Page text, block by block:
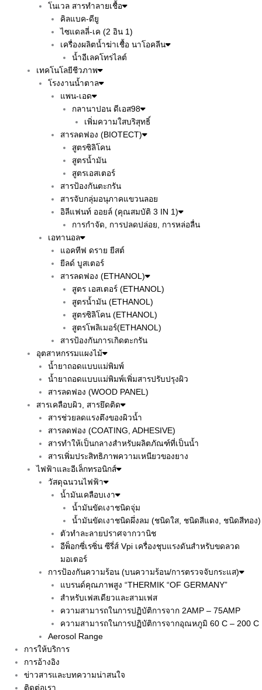
โนเวล สารทำลายเชื้อ
คิลแบค-ดียู
ไซแดลลี่-เค (2 อิน 1)
เครื่องผลิตน้ำฆ่าเชื้อ นาโอคลีน
น้ำอีเลคโทรไลต์
เทคโนโลยีชีวภาพ
โรงงานน้ำตาล
แพน-เอด
กลานาปอน ดีเอส98
เพิ่มความใสบริสุทธิ์
สารลดฟอง (BIOTECT)
สูตรซิลิโคน
สูตรน้ำมัน
สูตรเอสเตอร์
สารป้องกันตะกรัน
สารจับกลุ่มอนุภาคแขวนลอย
อิลีแฟนท์ ออยล์ (คุณสมบัติ 3 IN 1)
การกำจัด, การปลดปล่อย, การหล่อลื่น
เอทานอล
แอคทีฟ ดราย ยีสต์
ยีลด์ บูสเตอร์
สารลดฟอง (ETHANOL)
สูตร เอสเตอร์ (ETHANOL)
สูตรน้ำมัน (ETHANOL)
สูตรซิลิโคน (ETHANOL)
สูตรโพลิเมอร์(ETHANOL)
สารป้องกันการเกิดตะกรัน
อุตสาหกรรมแผงไม้
น้ำยาถอดแบบแม่พิมพ์
น้ำยาถอดแบบแม่พิมพ์เพิ่มสารปรับปรุงผิว
สารลดฟอง (WOOD PANEL)
สารเคลือบผิว, สารยึดติด
สารช่วยลดแรงตึงของผิวน้ำ
สารลดฟอง (COATING, ADHESIVE)
สารทำให้เป็นกลางสำหรับผลิตภัณฑ์ที่เป็นน้ำ
สารเพิ่มประสิทธิภาพความเหนียวของยาง
ไฟฟ้าและอีเล็กทรอนิกส์
วัสดุฉนวนไฟฟ้า
น้ำมันเคลือบเงา
น้ำมันขัดเงาชนิดจุ่ม
น้ำมันขัดเงาชนิดผึ่งลม (ชนิดใส, ชนิดสีแดง, ชนิดสีทอง)
ตัวทำละลายปราศจากวานิช
อีพ็อกซี่เรซิ่น ซีรี่ส์ Vpi เครื่องชุบแรงดันสำหรับขดลวด
มอเตอร์
การป้องกันความร้อน (บนความร้อน/การตรวจจับกระแส)
แบรนด์คุณภาพสูง “THERMIK “OF GERMANY”
สำหรับเฟสเดียวและสามเฟส
ความสามารถในการปฏิบัติการจาก 2AMP – 75AMP
ความสามารถในการปฏิบัติการจากอุณหภูมิ 60 C – 200 C
Aerosol Range
การให้บริการ
การอ้างอิง
ข่าวสารและบทความน่าสนใจ
ติดต่อเรา